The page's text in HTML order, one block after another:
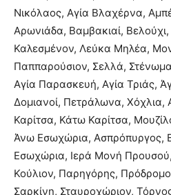
Νικόλαος, Αγία Βλαχέρνα,
Αρωνιάδα, Βαμβακιαί,
Καλεσμένον, Λεύκα Μηλέα,
Παππαρούσιον, Σελλά,
Αγία Παρασκευή, Αγία Τριάς,
Δομιανοί, Πετράλωνα, Χόχλια,
Καρίτσα, Κάτω Καρίτσα,
Άνω Εσωχώρια, Ασπρόπυργος,
Εσωχώρια, Ιερά Μονή
Κούλιον, Παρηγόρης,
Σαρκίνη, Σταυροχώριον,